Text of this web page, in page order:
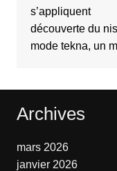
s’appliquent
découverte du
mode tekna, un
Archives
mars 2026
janvier 2026